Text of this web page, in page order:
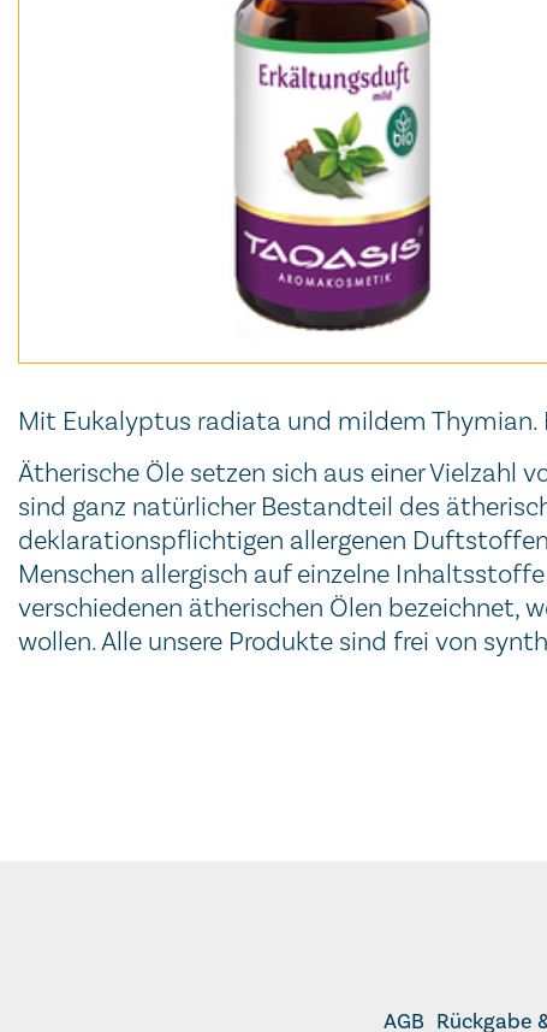
Mit Eukalyptus radiata und mildem Thymian.
Ätherische Öle setzen sich aus einer Vielzahl
sind ganz natürlicher Bestandteil des
deklarationspflichtigen allergenen
Menschen allergisch auf einzelne
verschiedenen ätherischen Ölen bezeichnet,
wollen. Alle unsere Produkte sind frei von
AGB Rückgabe